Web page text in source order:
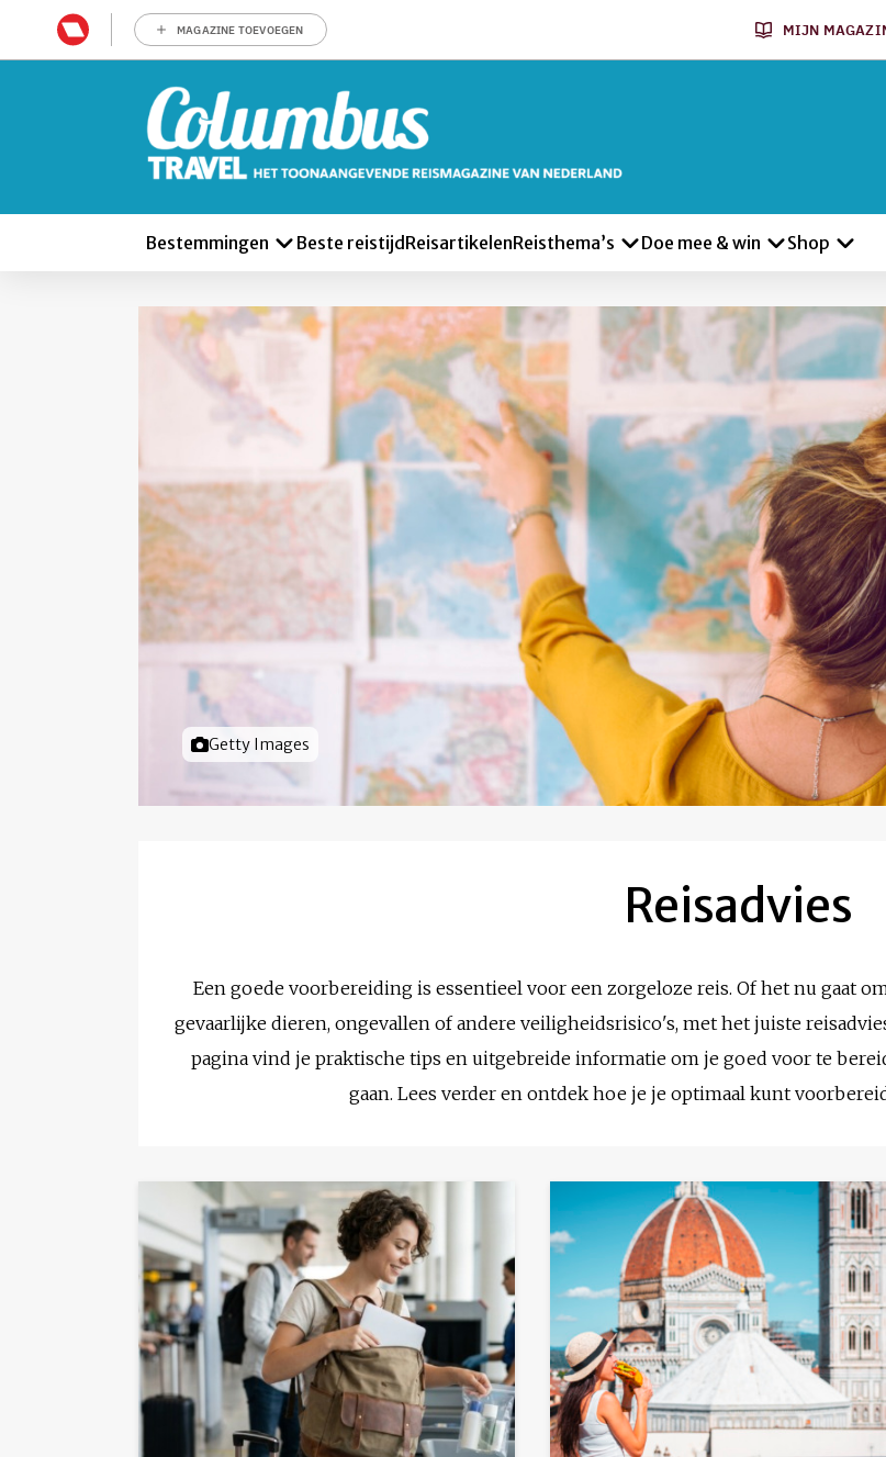
MAGAZINE TOEVOEGEN MIJN
Bestemmingen Beste reistijd ReisartikelenReisthema’s Doe mee & win Shop
Foto door
Getty Images
Reisadvies
Een goede voorbereiding is essentieel voor een zorgeloze reis. Of het nu gaat
gevaarlijke dieren, ongevallen of andere veiligheidsrisico's, met het juiste
pagina vind je praktische tips en uitgebreide informatie om je goed voor te
gaan. Lees verder en ontdek hoe je je optimaal kunt